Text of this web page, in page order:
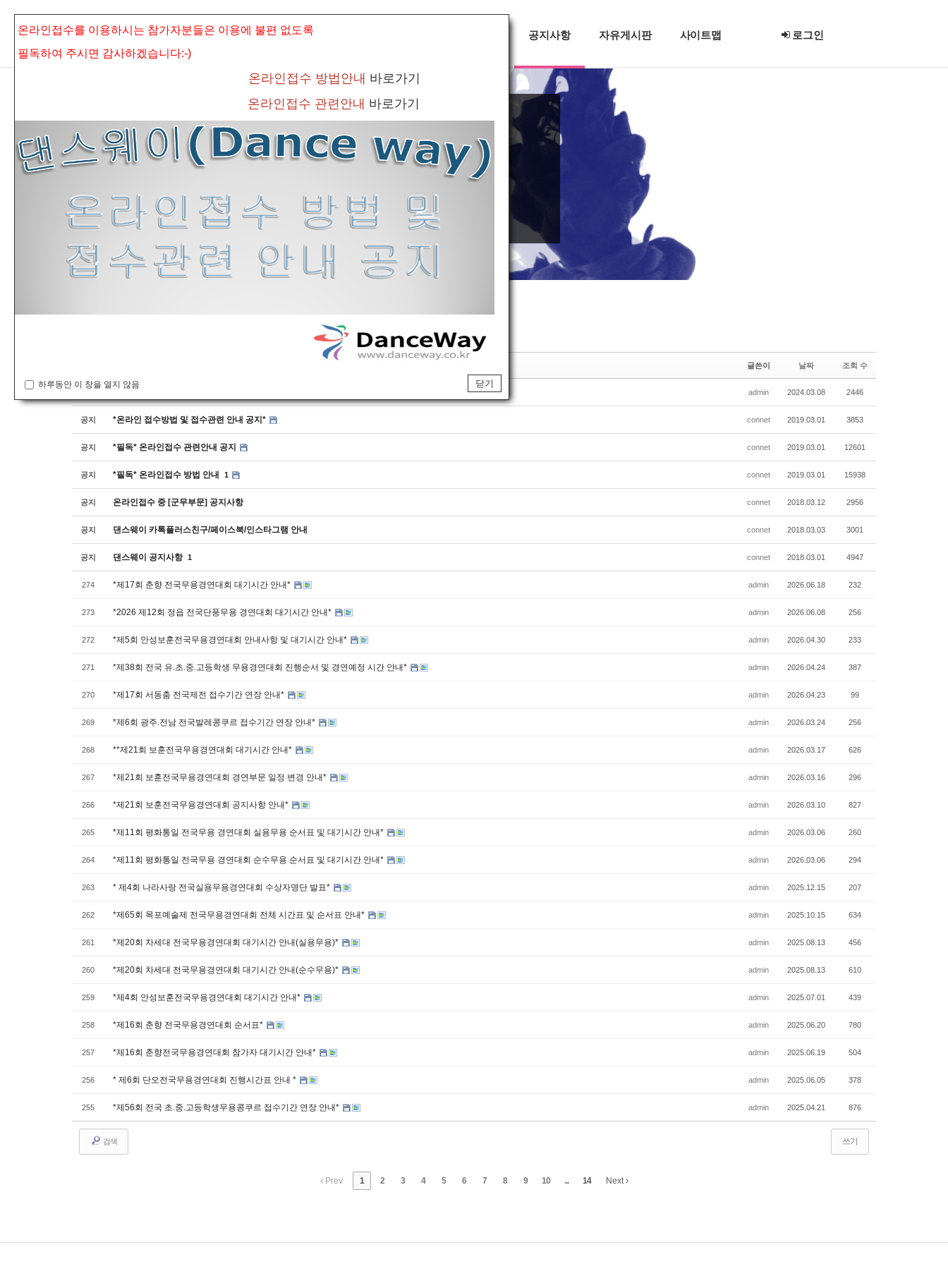
공지사항 자유게시판 사이트맵 로그인
글쓴이 날짜 조회 수
admin 2024.03.08 2446
공지 *온라인 접수방법 및 접수관련 안내 공지* connet 2019.03.01 3853
공지 *필독* 온라인접수 관련안내 공지 connet 2019.03.01 12601
공지 *필독* 온라인접수 방법 안내 1 connet 2019.03.01 15938
공지 온라인접수 중 [군무부문] 공지사항 connet 2018.03.12 2956
공지 댄스웨이 카톡플러스친구/페이스북/인스타그램 안내 connet 2018.03.03 3001
공지 댄스웨이 공지사항 1 connet 2018.03.01 4947
274 *제17회 춘향 전국무용경연대회 대기시간 안내* admin 2026.06.18 232
273 *2026 제12회 정읍 전국단풍무용 경연대회 대기시간 안내* admin 2026.06.08 256
272 *제5회 안성보훈전국무용경연대회 안내사항 및 대기시간 안내* admin 2026.04.30 233
271 *제38회 전국 유.초.중.고등학생 무용경연대회 진행순서 및 경연예정 시간 안내* admin 2026.04.24 387
270 *제17회 서동춤 전국제전 접수기간 연장 안내* admin 2026.04.23 99
269 *제6회 광주.전남 전국발레콩쿠르 접수기간 연장 안내* admin 2026.03.24 256
268 **제21회 보훈전국무용경연대회 대기시간 안내* admin 2026.03.17 626
267 *제21회 보훈전국무용경연대회 경연부문 일정 변경 안내* admin 2026.03.16 296
266 *제21회 보훈전국무용경연대회 공지사항 안내* admin 2026.03.10 827
265 *제11회 평화통일 전국무용 경연대회 실용무용 순서표 및 대기시간 안내* admin 2026.03.06 260
264 *제11회 평화통일 전국무용 경연대회 순수무용 순서표 및 대기시간 안내* admin 2026.03.06 294
263 * 제4회 나라사랑 전국실용무용경연대회 수상자명단 발표* admin 2025.12.15 207
262 *제65회 목포예술제 전국무용경연대회 전체 시간표 및 순서표 안내* admin 2025.10.15 634
261 *제20회 차세대 전국무용경연대회 대기시간 안내(실용무용)* admin 2025.08.13 456
260 *제20회 차세대 전국무용경연대회 대기시간 안내(순수무용)* admin 2025.08.13 610
259 *제4회 안성보훈전국무용경연대회 대기시간 안내* admin 2025.07.01 439
258 *제16회 춘향 전국무용경연대회 순서표* admin 2025.06.20 780
257 *제16회 춘향전국무용경연대회 참가자 대기시간 안내* admin 2025.06.19 504
256 * 제6회 단오전국무용경연대회 진행시간표 안내 * admin 2025.06.05 378
255 *제56회 전국 초.중.고등학생무용콩쿠르 접수기간 연장 안내* admin 2025.04.21 876
검색 쓰기
Prev 1 2 3 4 5 6 7 8 9 10 ... 14 Next
온라인접수를 이용하시는 참가자분들은 이용에 불편 없도록
필독하여 주시면 감사하겠습니다:-)
온라인접수 방법안내 바로가기
온라인접수 관련안내 바로가기
하루동안 이 창을 열지 않음 닫기
Sketchbook5, 스케치북5
Sketchbook5, 스케치북5